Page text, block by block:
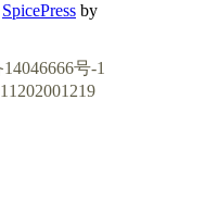
SpicePress by
号-1